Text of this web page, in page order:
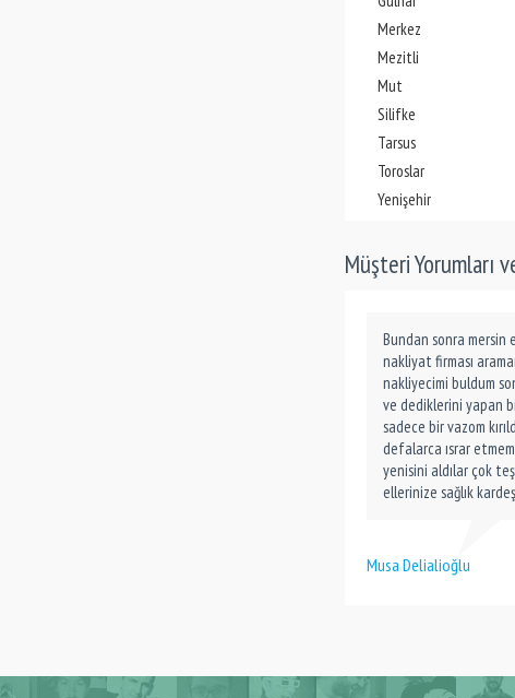
Merkez
Mezitli
Mut
Silifke
Tarsus
Toroslar
Yenişehir
Müşteri Yorumları
Bundan sonra mersin
nakliyat firması
nakliyecimi buldum
ve dediklerini yapan
sadece bir vazom
defalarca ısrar
yenisini aldılar çok
ellerinize sağlık
Musa Delialioğlu